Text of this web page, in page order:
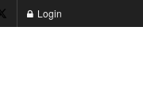
Login